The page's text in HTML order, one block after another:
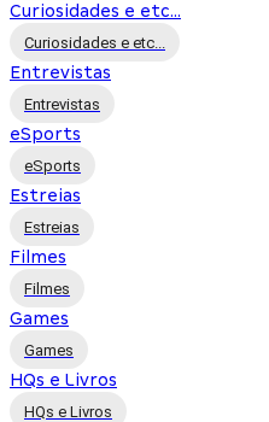
Curiosidades e etc...
Curiosidades e etc...
Entrevistas
Entrevistas
eSports
eSports
Estreias
Estreias
Filmes
Filmes
Games
Games
HQs e Livros
HQs e Livros